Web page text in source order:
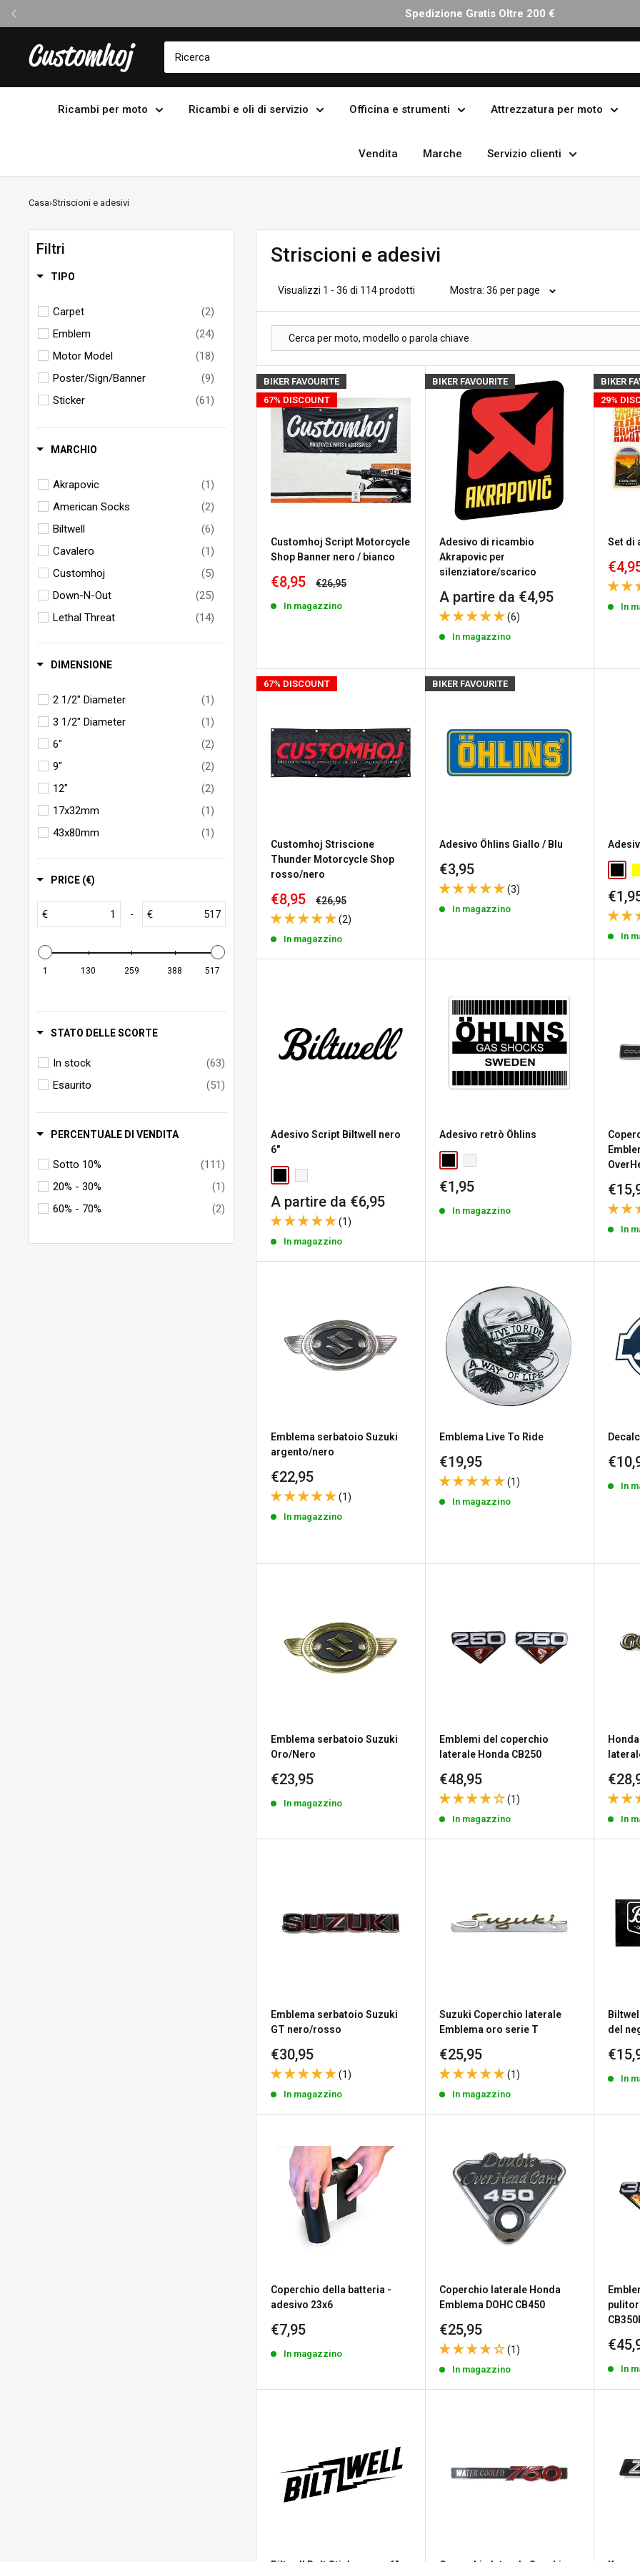
Spedizione Gratis Oltre 200 €
Customhoj
Ricambi per moto Ricambi e oli di servizio Officina e strumenti Attrezzatura per moto
Vendita Marche Servizio clienti
Casa›Striscioni e adesivi
Filtri
TIPO
Carpet
(2)
Emblem
(24)
Motor Model
(18)
Poster/Sign/Banner
(9)
Sticker
(61)
MARCHIO
Akrapovic
(1)
American Socks
(2)
Biltwell
(6)
Cavalero
(1)
Customhoj
(5)
Down-N-Out
(25)
Lethal Threat
(14)
Loser Machine
(4)
MCS
Roland Sands Design
(1)
S&S
(3)
Santa Cruz
(2)
V-Twin MFG
(18)
Von Dutch
(1)
Wannabe Choppers
(1)
Zodiac
(1)
Öhlins
(6)
DIMENSIONE
2 1/2" Diameter
(1)
3 1/2" Diameter
(1)
6"
(2)
9"
(2)
12"
(2)
17x32mm
(1)
43x80mm
(1)
PRICE (€)
€ - €
1 130 259 388 517
STATO DELLE SCORTE
In stock
(63)
Esaurito
(51)
PERCENTUALE DI VENDITA
Sotto 10%
(111)
20% - 30%
(1)
60% - 70%
(2)
Striscioni e adesivi
Visualizzi 1 - 36 di 114 prodotti Mostra: 36 per page
BIKER FAVOURITE
67% DISCOUNT
Customhoj Script Motorcycle
Shop Banner nero / bianco
Prezzo
scontato
€8,95 Prezzo
€26,95
In magazzino
BIKER FAVOURITE
Adesivo di ricambio
Akrapovic per
silenziatore/scarico
Prezzo
scontato
A partire da €4,95
(6)
In magazzino
BIKER
29%
Set di
In
67% DISCOUNT
Customhoj Striscione
Thunder Motorcycle Shop
rosso/nero
Prezzo
scontato
€8,95 Prezzo
€26,95
(2)
In magazzino
BIKER FAVOURITE
Adesivo Öhlins Giallo / Blu
Prezzo
scontato
€3,95
(3)
In magazzino
In
Adesivo Script Biltwell nero
6"
Prezzo
scontato
A partire da €6,95
(1)
In magazzino
Adesivo retrò Öhlins
Prezzo
scontato
€1,95
In magazzino
In
Emblema serbatoio Suzuki
argento/nero
Prezzo
scontato
€22,95
(1)
In magazzino
Emblema Live To Ride
Prezzo
scontato
€19,95
(1)
In magazzino
In
Emblema serbatoio Suzuki
Oro/Nero
Prezzo
scontato
€23,95
In magazzino
Emblemi del coperchio
laterale Honda CB250
Prezzo
scontato
€48,95
(1)
In magazzino In
Emblema serbatoio Suzuki
GT nero/rosso
Prezzo
scontato
€30,95
(1)
In magazzino
Suzuki Coperchio laterale
Emblema oro serie T
Prezzo
scontato
€25,95
(1)
In magazzino
del
In
Coperchio della batteria -
adesivo 23x6
Prezzo
scontato
€7,95
In magazzino
Coperchio laterale Honda
Emblema DOHC CB450
Prezzo
scontato
€25,95
(1)
In magazzino In